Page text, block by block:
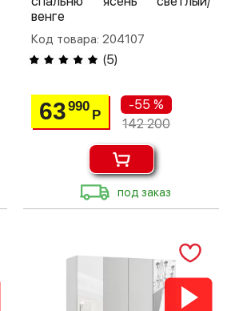
венге
Код товара: 204107
(5)
63990
Р
-55 %
142 200
под заказ